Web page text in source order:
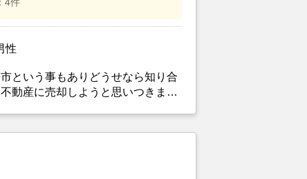
性
という事もありどうせなら知り合
動産に売却しようと思いつきまし